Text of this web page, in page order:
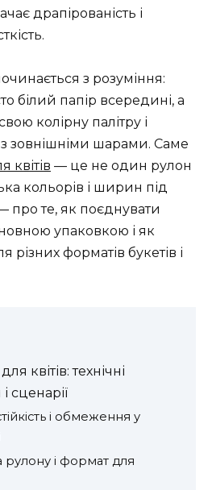
драпірованість і
з розуміння:
білий папір всередині, а
колірну палітру і
з зовнішніми шарами. Саме
квітів — це не один рулон
кольорів і ширин під
— про те, як поєднувати
упаковкою і як
форматів букетів і
квітів: технічні
сценарії
і обмеження у
і формат для